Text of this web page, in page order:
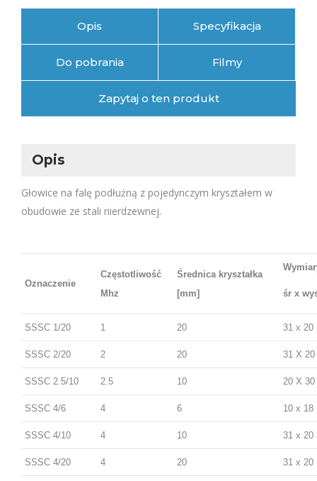
Opis Specyfikacja
Do pobrania Filmy
Zapytaj o ten produkt
Opis
Głowice na falę podłużną z pojedynczym kryształem w
obudowie ze stali nierdzewnej.
Oznaczenie
Częstotliwość
Mhz
Średnica kryształka
[mm]
śr x
SSSC 1/20 1 20 31 x 20
SSSC 2/20 2 20 31 X 20
SSSC 2.5/10 2.5 10 20 X 30
SSSC 4/6 4 6 10 x 18
SSSC 4/10 4 10 31 x 20
SSSC 4/20 4 20 31 x 20